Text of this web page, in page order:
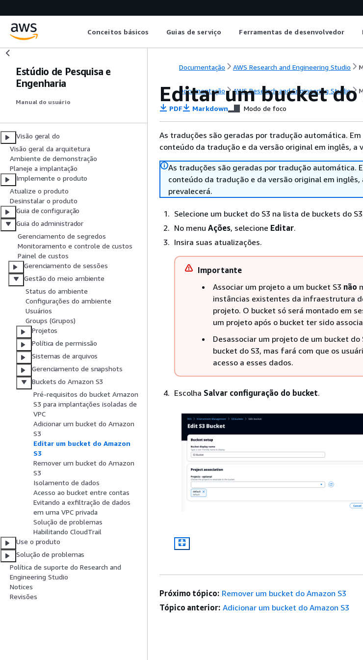
Conceitos básicos Guias de serviço Ferramentas de desenvolvedor
Estúdio de Pesquisa e
Engenharia
Manual do usuário
Visão geral do
Visão geral da arquitetura
Ambiente de demonstração
Planeje a implantação
Implemente o produto
Atualize o produto
Desinstalar o produto
Guia de configuração
Guia do administrador
Gerenciamento de segredos
Monitoramento e controle de custos
Painel de custos
Gerenciamento de sessões
Gestão do meio ambiente
Status do ambiente
Configurações do ambiente
Usuários
Groups (Grupos)
Projetos
Política de permissão
Sistemas de arquivos
Gerenciamento de snapshots
Buckets do Amazon S3
Pré-requisitos do bucket Amazon
S3 para implantações isoladas de
VPC
Adicionar um bucket do Amazon
S3
Editar um bucket do Amazon
S3
Remover um bucket do Amazon
S3
Isolamento de dados
Acesso ao bucket entre contas
Evitando a exfiltração de dados
em uma VPC privada
Solução de problemas
Habilitando CloudTrail
Use o produto
Solução de problemas
Política de suporte do Research and
Engineering Studio
Notices
Revisões
Documentação AWS Research and Engineering Studio
Documentação AWS Research and Engineering Studio
Editar um bucket do
PDF Markdown Modo de foco
As traduções são geradas por tradução automática.
conteúdo da tradução e da versão original em inglês, a
As traduções são geradas por tradução automática.
conteúdo da tradução e da versão original em inglês,
prevalecerá.
Selecione um bucket do S3 na lista de buckets do
No menu Ações, selecione Editar.
Insira suas atualizações.
Importante
Associar um projeto a um bucket S3 não
instâncias existentes da infraestrutura
projeto. O bucket só será montado em
um projeto após o bucket ter sido
Desassociar um projeto de um bucket
bucket do S3, mas fará com que os
acesso a esses dados.
Escolha Salvar configuração do bucket.
Próximo tópico: Remover um bucket do Amazon S3
Tópico anterior: Adicionar um bucket do Amazon S3